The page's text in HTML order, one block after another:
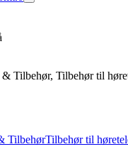
Tilbehør, Tilbehør til
TilbehørTilbehør til